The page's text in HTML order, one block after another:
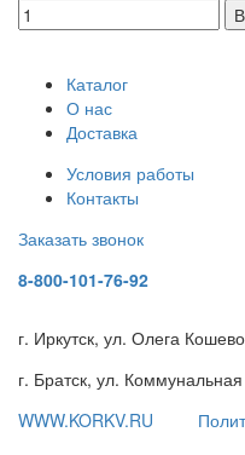
Каталог
О нас
Доставка
Условия работы
Контакты
Заказать звонок
8-800-101-76-92
г. Иркутск, ул. Олега
г. Братск, ул.
WWW.KORKV.RU